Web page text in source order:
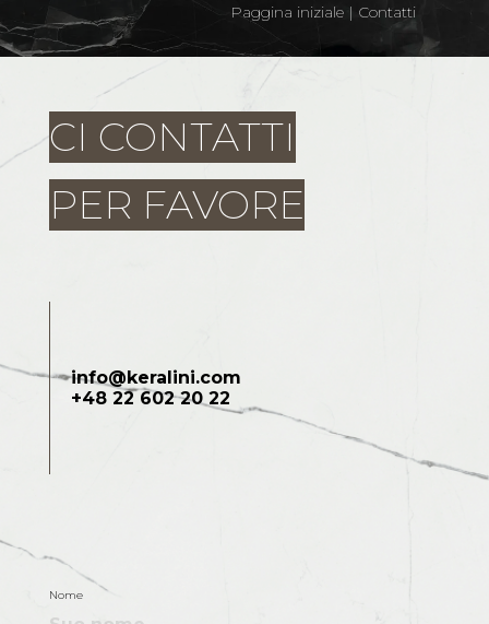
Paggina iniziale| Contatti
CI CONTATTI
PER FAVORE
info@keralini.com
+48 22 602 20 22
Nome